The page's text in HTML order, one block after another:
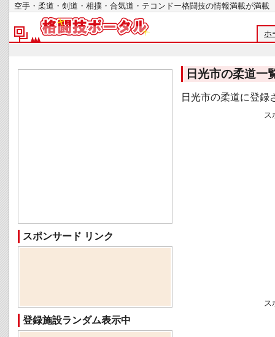
空手・柔道・剣道・相撲・合気道・テコンドー格闘技の情報満載が
ホ
日光市の柔道一
日光市の柔道に登録
ス
ス
スポンサード リンク
登録施設ランダム表示中